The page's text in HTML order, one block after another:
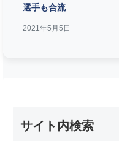
選手も合流
2021年5月5日
サイト内検索